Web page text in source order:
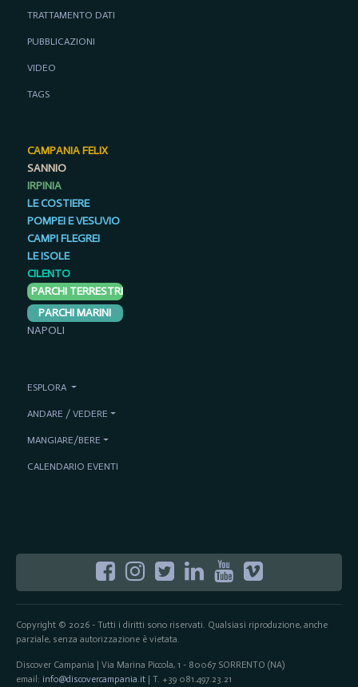
Copyright © 2026 - Tutti i diritti sono riservati. Qualsiasi riproduzione, anche
parziale, senza autorizzazione è vietata.
Discover Campania | Via Marina Piccola, 1 - 80067 SORRENTO (NA)
email: info@discovercampania.it| T. +39 081.497.23.21
TRATTAMENTO DATI
PUBBLICAZIONI
VIDEO
TAGS
CAMPANIA FELIX
SANNIO
IRPINIA
LE COSTIERE
POMPEI E VESUVIO
CAMPI FLEGREI
LE ISOLE
CILENTO
PARCHI TERRESTRI
PARCHI MARINI
NAPOLI
ESPLORA
ANDARE / VEDERE
MANGIARE/BERE
CALENDARIO EVENTI